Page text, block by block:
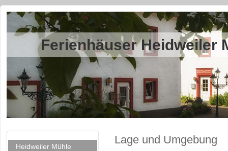
Ferienhäuser Heidweiler
Heidweiler Mühle
Lage und Umgebung